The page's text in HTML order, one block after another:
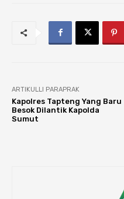
ARTIKULLI PARAPRAK
Kapolres Tapteng Yang Baru
Besok Dilantik Kapolda
Sumut